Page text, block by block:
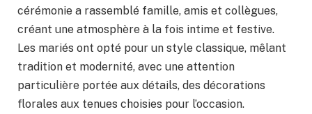
cérémonie a rassemblé famille, amis et collègues,
créant une atmosphère à la fois intime et festive.
Les mariés ont opté pour un style classique, mêlant
tradition et modernité, avec une attention
particulière portée aux détails, des décorations
florales aux tenues choisies pour l’occasion.